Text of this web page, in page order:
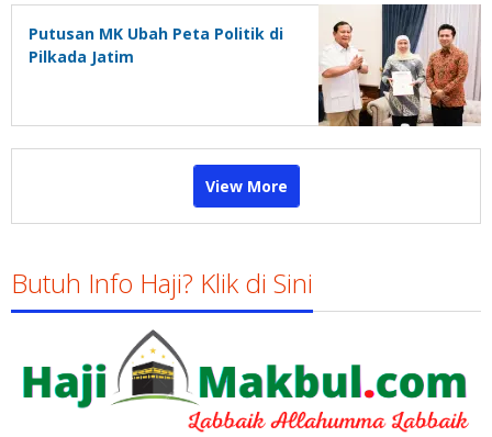
Putusan MK Ubah Peta Politik di
Pilkada Jatim
View More
Butuh Info Haji? Klik di Sini